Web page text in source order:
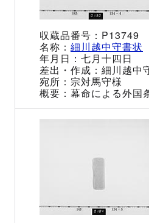
P13749
細川越中守書状
七月十四日
細川越中
宗対馬守様
幕命による外国